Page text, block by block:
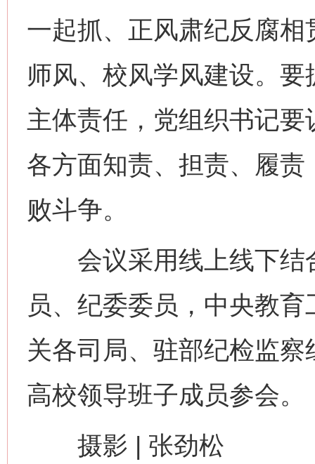
一起抓、正风肃纪反腐
师风、校风学风建设。
主体责任，党组织书记
各方面知责、担责、履
败斗争。
会议采用线上线下结
员、纪委委员，中央教
关各司局、驻部纪检监
高校领导班子成员参会。
摄影 | 张劲松
网上购药对药下症？